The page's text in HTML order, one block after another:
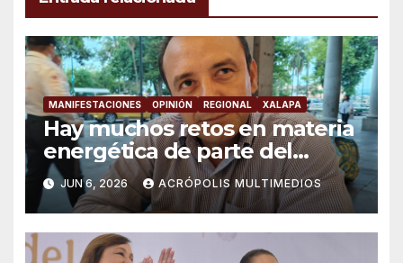
MANIFESTACIONES OPINIÓN REGIONAL XALAPA
Hay muchos retos en materia
energética de parte del
gobierno: “Movimiento de
Lucha Social”
JUN 6, 2026 ACRÓPOLIS MULTIMEDIOS